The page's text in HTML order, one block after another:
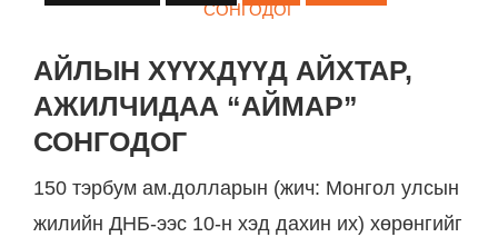
АЙЛЫН ХҮҮХДҮҮД АЙХТАР,
АЖИЛЧИДАА “АЙМАР”
СОНГОДОГ
150 тэрбум ам.долларын (жич: Монгол улсын
жилийн ДНБ-ээс 10-н хэд дахин их) хөрөнгийг